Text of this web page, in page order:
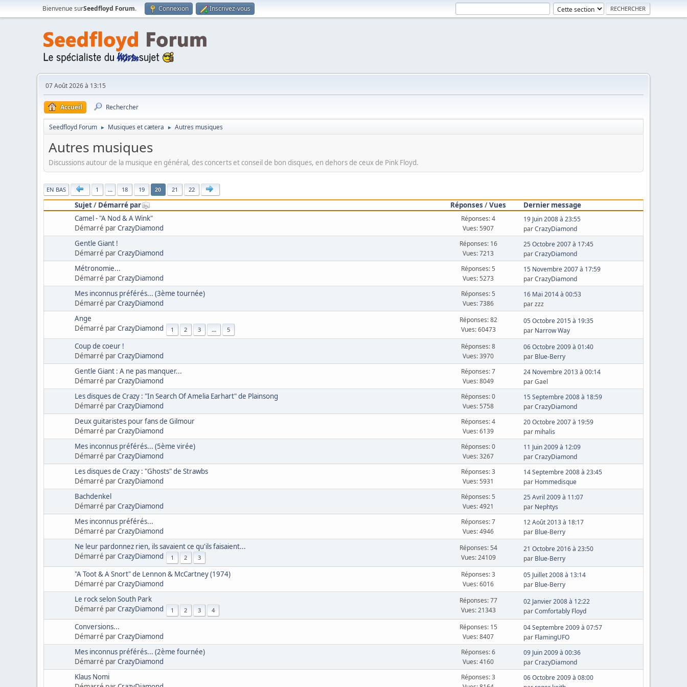
Bienvenue surSeedfloyd Forum. Connexion Inscrivez-vous
07 Août 2026 à 13:15
Accueil Rechercher
Seedfloyd Forum ► Musiques et cætera ► Autres musiques
Autres musiques
Discussions autour de la musique en général, des concerts et conseil de bon disques, en dehors de ceux de Pink Floyd.
EN BAS 1 ... 18 19 20 21 22
Sujet/ Démarré par Réponses /Vues
Dernier message
Camel - "A Nod & A Wink"
Démarré parCrazyDiamond
Réponses: 4
Vues: 5907
19 Juin 2008 à 23:55
parCrazyDiamond
Gentle Giant !
Démarré parCrazyDiamond
Réponses: 16
Vues: 7213
25 Octobre 2007 à 17:45
parCrazyDiamond
Métronomie...
Démarré parCrazyDiamond
Réponses: 5
Vues: 5273
15 Novembre 2007 à 17:59
parCrazyDiamond
Mes inconnus préférés... (3ème tournée)
Démarré parCrazyDiamond
Réponses: 5
Vues: 7386
16 Mai 2014 à 00:53
par zzz
Ange
Démarré parCrazyDiamond 1 2 3 ... 5
Réponses: 82
Vues: 60473
05 Octobre 2015 à 19:35
par Narrow Way
Coup de coeur !
Démarré parCrazyDiamond
Réponses: 8
Vues: 3970
06 Octobre 2009 à 01:40
par Blue-Berry
Gentle Giant : A ne pas manquer...
Démarré parCrazyDiamond
Réponses: 7
Vues: 8049
24 Novembre 2013 à 00:14
par Gael
Les disques de Crazy : "In Search Of Amelia Earhart" de Plainsong
Démarré parCrazyDiamond
Réponses: 0
Vues: 5758
15 Septembre 2008 à 18:59
parCrazyDiamond
Deux guitaristes pour fans de Gilmour
Démarré parCrazyDiamond
Réponses: 4
Vues: 6139
20 Octobre 2007 à 19:59
par mihalis
Mes inconnus préférés... (5ème virée)
Démarré parCrazyDiamond
Réponses: 0
Vues: 3267
11 Juin 2009 à 12:09
parCrazyDiamond
Les disques de Crazy : "Ghosts" de Strawbs
Démarré parCrazyDiamond
Réponses: 3
Vues: 5931
14 Septembre 2008 à 23:45
par Hommedisque
Bachdenkel
Démarré parCrazyDiamond
Réponses: 5
Vues: 4921
25 Avril 2009 à 11:07
par Nephtys
Mes inconnus préférés...
Démarré parCrazyDiamond
Réponses: 7
Vues: 4946
12 Août 2013 à 18:17
par Blue-Berry
Ne leur pardonnez rien, ils savaient ce qu'ils faisaient...
Démarré parCrazyDiamond 1 2 3
Réponses: 54
Vues: 24109
21 Octobre 2016 à 23:50
par Blue-Berry
"A Toot & A Snort" de Lennon & McCartney (1974)
Démarré parCrazyDiamond
Réponses: 3
Vues: 6016
05 Juillet 2008 à 13:14
par Blue-Berry
Le rock selon South Park
Démarré parCrazyDiamond 1 2 3 4
Réponses: 77
Vues: 21343
02 Janvier 2008 à 12:22
parComfortably Floyd
Conversions...
Démarré parCrazyDiamond
Réponses: 15
Vues: 8407
04 Septembre 2009 à 07:57
par FlamingUFO
Mes inconnus préférés... (2ème fournée)
Démarré parCrazyDiamond
Réponses: 6
Vues: 4160
09 Juin 2009 à 00:36
parCrazyDiamond
Klaus Nomi
Réponses: 3
06 Octobre 2009 à 08:00